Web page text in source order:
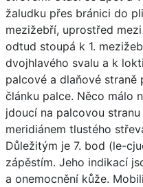
žaludku přes bránici do
mezižebří, uprostřed
odtud stoupá k 1.
dvojhlavého svalu a k
palcové a dlaňové
článku palce. Něco málo
jdoucí na palcovou
meridiánem tlustého
Důležitým je 7. bod (le-
zápěstím. Jeho indikací
a onemocnění kůže.